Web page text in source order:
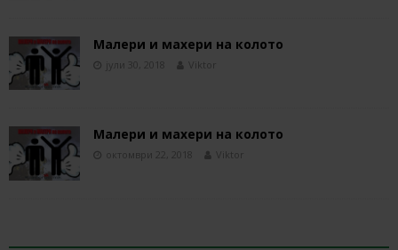
Малери и махери на колото
јули 30, 2018 Viktor
Малери и махери на колото
октомври 22, 2018 Viktor